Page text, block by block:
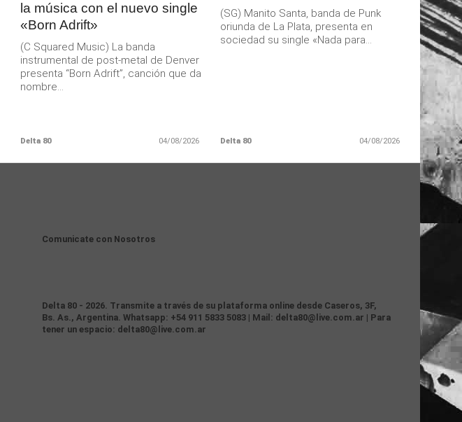
la música con el nuevo single
«Born Adrift»
(C Squared Music) La banda
instrumental de post-metal de Denver
presenta “Born Adrift”, canción que da
nombre...
Delta 80 04/08/2026
(SG) Manito Santa, banda de Punk
oriunda de La Plata, presenta en
sociedad su single «Nada para...
Delta 80 04/08/2026
Comunicate con Nosotros
Delta 80 - 2026. Transmite a través de su plataforma online desde Caseros, 3F,
Bs. As., Argentina. Whatsapp: +54 911 5833 5083 | Mail: delta80@live.com.ar | Para
tener un espacio: delta80@live.com.ar